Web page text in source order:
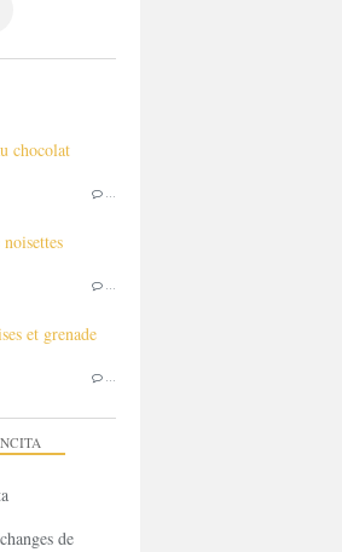
et à la liqueur de framboises -
de
chocolat
et grenade